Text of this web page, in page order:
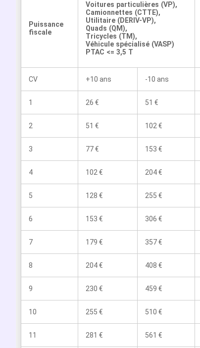
Puissance
fiscale
Voitures particulières (VP),
Camionnettes (CTTE),
Utilitaire (DERIV-VP),
Quads (QM),
Tricycles (TM),
Véhicule spécialisé (VASP)
PTAC <= 3,5 T
CV +10 ans -10 ans
1 26 € 51 €
2 51 € 102 €
3 77 € 153 €
4 102 € 204 €
5 128 € 255 €
6 153 € 306 €
7 179 € 357 €
8 204 € 408 €
9 230 € 459 €
10 255 € 510 €
11 281 € 561 €